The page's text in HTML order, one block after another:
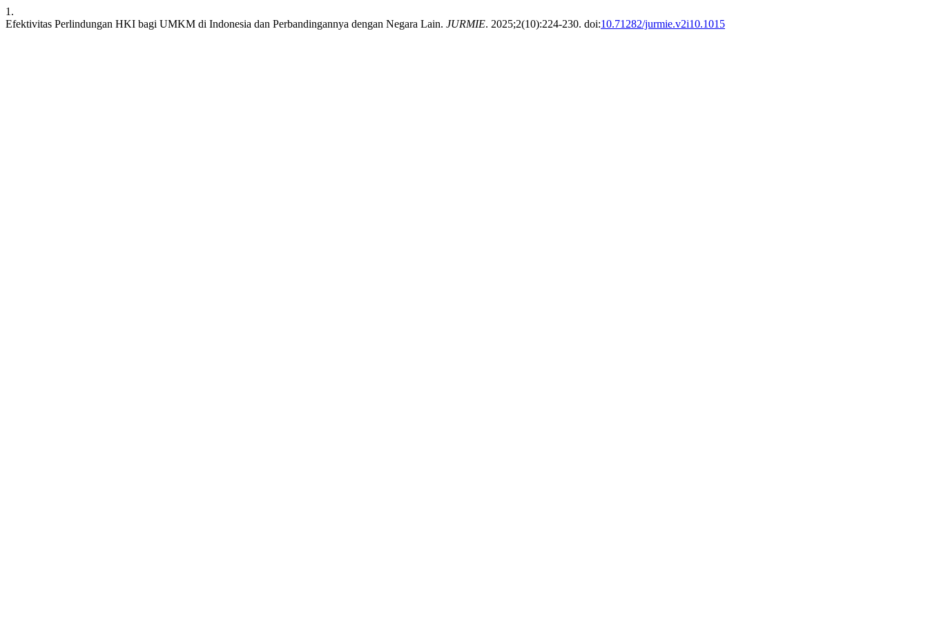
1.
Efektivitas Perlindungan HKI bagi UMKM di Indonesia dan Perbandingannya dengan Negara Lain. JURMIE. 2025;2(10):224-230. doi:10.71282/jurmie.v2i10.1015